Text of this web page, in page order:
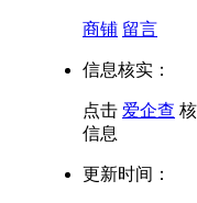
商铺 留言
信息核实：
点击 爱企查
信息
更新时间：